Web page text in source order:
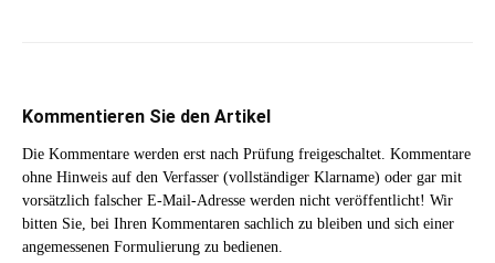
Kommentieren Sie den Artikel
Die Kommentare werden erst nach Prüfung freigeschaltet. Kommentare
ohne Hinweis auf den Verfasser (vollständiger Klarname) oder gar mit
vorsätzlich falscher E-Mail-Adresse werden nicht veröffentlicht! Wir
bitten Sie, bei Ihren Kommentaren sachlich zu bleiben und sich einer
angemessenen Formulierung zu bedienen.